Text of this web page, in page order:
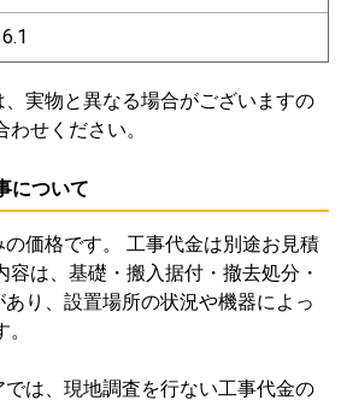
6.1
実物と異なる場合がございますの
せください。
について
価格です。 工事代金は別途お見積
容は、基礎・搬入据付・撤去処分・
り、設置場所の状況や機器によっ
は、現地調査を行ない工事代金の